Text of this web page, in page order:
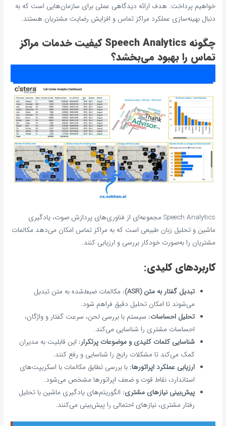
خواهیم پرداخت. هدف ارائه دیدگاهی عملی برای سازمان‌هایی است که به
دنبال بهینه‌سازی عملکرد مراکز تماس و افزایش رضایت مشتریان هستند.
چگونه Speech Analytics کیفیت خدمات مراکز
تماس را بهبود می‌بخشد؟
Speech Analytics مجموعه‌ای از فناوری‌های پردازش صوت، یادگیری
ماشین و تحلیل زبان طبیعی است که به مراکز تماس امکان می‌دهد مکالمات
مشتریان را به‌صورت خودکار بررسی و ارزیابی کنند.
کاربردهای کلیدی:
تبدیل گفتار به متن (ASR):
مکالمات ضبط‌شده به متن تبدیل
می‌شوند تا امکان تحلیل دقیق فراهم شود.
تحلیل احساسات: سیستم با بررسی لحن، سرعت گفتار و واژگان،
احساسات مشتری را شناسایی می‌کند.
شناسایی کلمات کلیدی و موضوعات پرتکرار: این قابلیت به مدیران
کمک می‌کند تا مشکلات رایج را شناسایی و رفع کنند.
ارزیابی عملکرد اپراتورها: با بررسی تطابق مکالمات با اسکریپت‌های
استاندارد، نقاط قوت و ضعف اپراتورها مشخص می‌شود.
پیش‌بینی نیازهای مشتری: الگوریتم‌های یادگیری ماشین با تحلیل
رفتار مشتری، نیازهای احتمالی را پیش‌بینی می‌کنند.